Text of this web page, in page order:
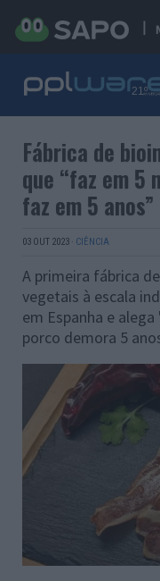
Fábrica de
que “faz em 5
faz em 5 anos”
03 OUT 2023 · CIÊNCIA
A primeira fábrica
vegetais à escala
em Espanha e
porco demora 5